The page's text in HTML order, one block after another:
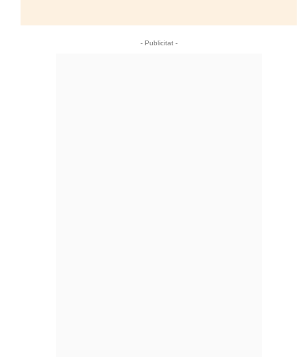
- Publicitat -